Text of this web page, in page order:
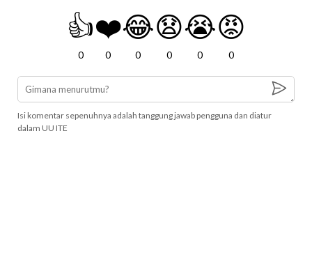
👍
0
❤️
0
😂
0
😧
0
😭
0
😡
0
Isi komentar sepenuhnya adalah tanggung jawab pengguna dan diatur
dalam UU ITE